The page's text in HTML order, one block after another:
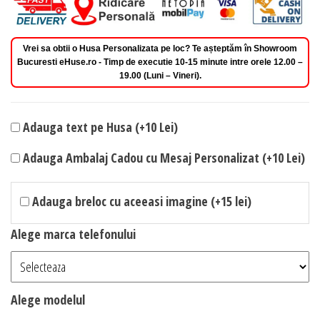
Vrei sa obtii o Husa Personalizata pe loc? Te așteptăm în Showroom
Bucuresti eHuse.ro - Timp de executie 10-15 minute intre orele 12.00 –
19.00 (Luni – Vineri).
Adauga text pe Husa (+10 Lei)
Adauga Ambalaj Cadou cu Mesaj Personalizat (+10 Lei)
Adauga breloc cu aceeasi imagine (+15 lei)
Alege marca telefonului
Alege modelul